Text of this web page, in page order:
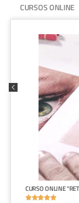
CURSOS ONLINE
CURSO ONLINE
